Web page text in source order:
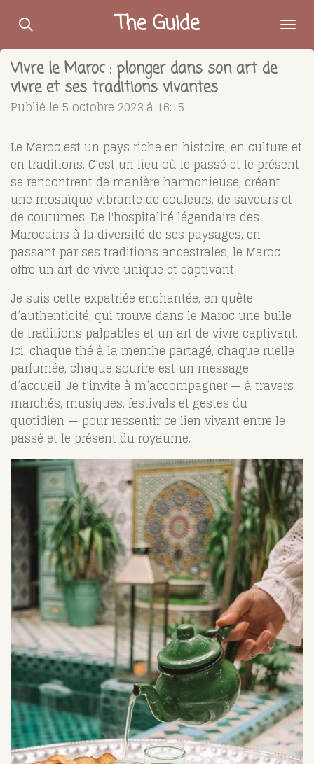
Passer
contenu
principal
The Guide
Vivre le Maroc : plonger dans son art de
vivre et ses traditions vivantes
Publié le 5 octobre 2023 à 16:15
Le Maroc est un pays riche en histoire, en culture et
en traditions. C’est un lieu où le passé et le présent
se rencontrent de manière harmonieuse, créant
une mosaïque vibrante de couleurs, de saveurs et
de coutumes. De l'hospitalité légendaire des
Marocains à la diversité de ses paysages, en
passant par ses traditions ancestrales, le Maroc
offre un art de vivre unique et captivant.
Je suis cette expatriée enchantée, en quête
d’authenticité, qui trouve dans le Maroc une bulle
de traditions palpables et un art de vivre captivant.
Ici, chaque thé à la menthe partagé, chaque ruelle
parfumée, chaque sourire est un message
d’accueil. Je t’invite à m’accompagner — à travers
marchés, musiques, festivals et gestes du
quotidien — pour ressentir ce lien vivant entre le
passé et le présent du royaume.